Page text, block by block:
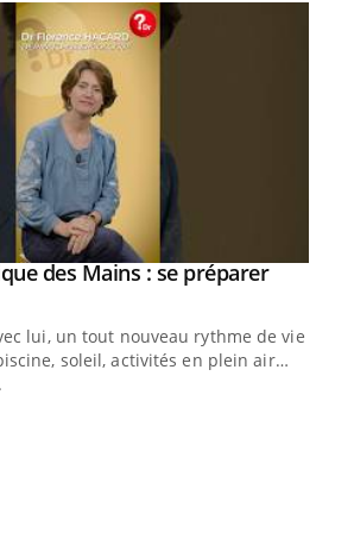
des Mains : se préparer
lui, un tout nouveau rythme de vie !
soleil, activités en plein air…